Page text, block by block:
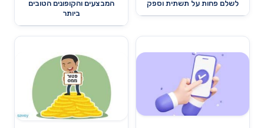
לשלם פחות על תשתית וספק
המבצעים והקופונים הטובים
ביותר